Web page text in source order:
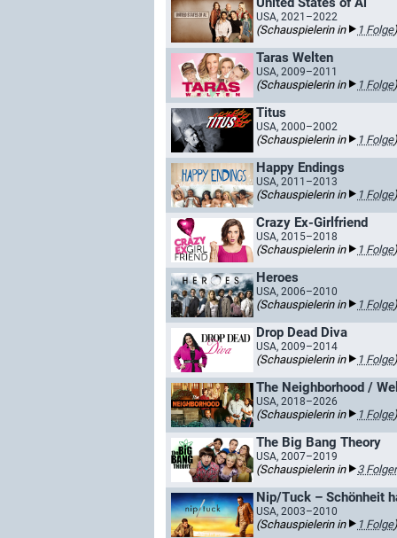
USA, 2021–2022
(Schauspielerin in 1 Folge)
Taras Welten
USA, 2009–2011
(Schauspielerin in 1 Folge)
Titus
USA, 2000–2002
(Schauspielerin in 1 Folge)
Happy Endings
USA, 2011–2013
(Schauspielerin in 1 Folge)
Crazy Ex-Girlfriend
USA, 2015–2018
(Schauspielerin in 1 Folge)
Heroes
USA, 2006–2010
(Schauspielerin in 1 Folge)
Drop Dead Diva
USA, 2009–2014
(Schauspielerin in 1 Folge)
The Neighborhood /
USA, 2018–2026
(Schauspielerin in 1 Folge)
The Big Bang Theory
USA, 2007–2019
(Schauspielerin in 3
Nip/Tuck – Schönheit
USA, 2003–2010
(Schauspielerin in 1 Folge)